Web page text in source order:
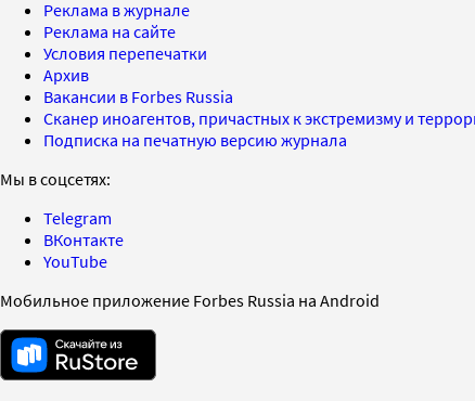
Реклама в журнале
Реклама на сайте
Условия перепечатки
Архив
Вакансии в Forbes Russia
Сканер иноагентов, причастных к экстремизму и
Подписка на печатную версию журнала
Мы в соцсетях:
Telegram
ВКонтакте
YouTube
Мобильное приложение Forbes Russia на Android